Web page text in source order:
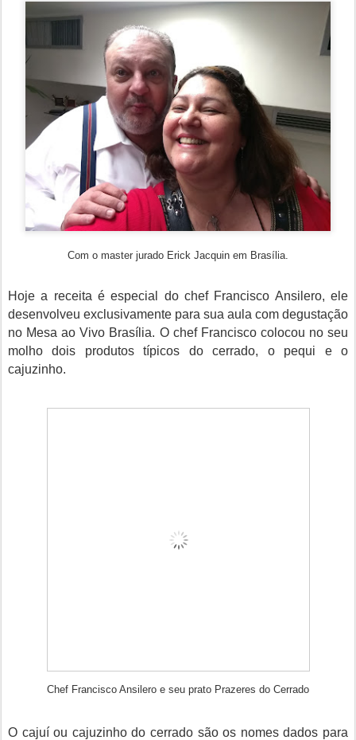
Com o master jurado Erick Jacquin em Brasília.
Hoje a receita é especial do chef Francisco Ansilero, ele
desenvolveu exclusivamente para sua aula com degustação
no Mesa ao Vivo Brasília. O chef Francisco colocou no seu
molho dois produtos típicos do cerrado, o pequi e o
cajuzinho.
Chef Francisco Ansilero e seu prato Prazeres do Cerrado
O cajuí ou cajuzinho do cerrado são os nomes dados para